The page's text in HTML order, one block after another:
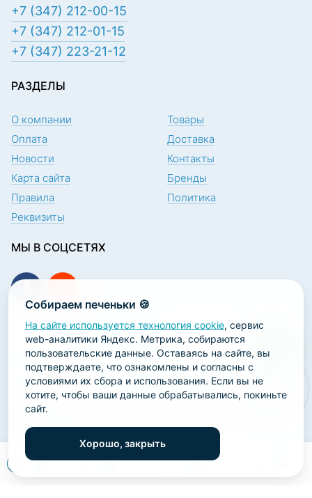
0 0 0
Собираем печеньки 🍪
На сайте используется технология cookie, сервис
web-аналитики Яндекс. Метрика, собираются
пользовательские данные. Оставаясь на сайте, вы
подтверждаете, что ознакомлены и согласны с
условиями их сбора и использования. Если вы не
хотите, чтобы ваши данные обрабатывались, покиньте
сайт.
Хорошо, закрыть
+7 (347) 212-00-15
+7 (347) 212-01-15
+7 (347) 223-21-12
РАЗДЕЛЫ
О компании
Товары
Оплата
Доставка
Новости
Контакты
Карта сайта
Бренды
Правила
Политика
Реквизиты
МЫ В СОЦСЕТЯХ
ПОДПИСКА НА НОВОСТИ
2026 ООО «Научно-производственная лаборатория
«ОРТОДЕНТ»